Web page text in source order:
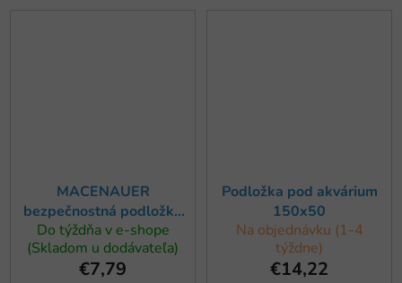
MACENAUER
bezpečnostná podložka
pre akvárium a terárium
100x40x06 cm
Do týždňa v e-shope
(Skladom u dodávateľa)
€7,79
Podložka pod akvárium
150x50
Na objednávku (1-4
týždne)
€14,22